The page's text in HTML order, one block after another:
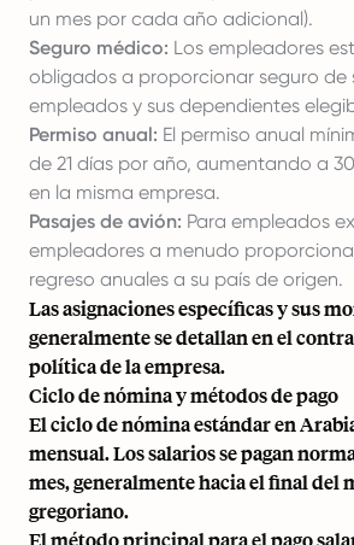
un mes por cada año adicional).
Seguro médico: Los empleadores
obligados a proporcionar seguro de
empleados y sus dependientes
Permiso anual: El permiso anual
de 21 días por año, aumentando a
en la misma empresa.
Pasajes de avión: Para empleados
empleadores a menudo
regreso anuales a su país de origen.
Las asignaciones específicas y sus
generalmente se detallan en el
política de la empresa.
Ciclo de nómina y métodos de pago
El ciclo de nómina estándar en
mensual. Los salarios se pagan
mes, generalmente hacia el final del
gregoriano.
El método principal para el pago